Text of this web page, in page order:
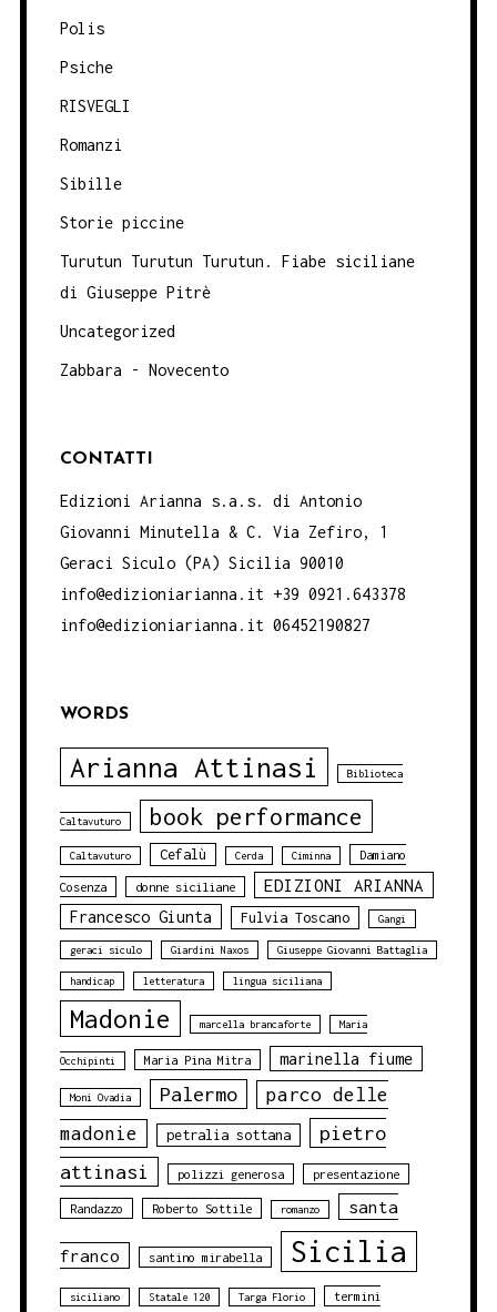
Polis
Psiche
RISVEGLI
Romanzi
Sibille
Storie piccine
Turutun Turutun Turutun. Fiabe siciliane
di Giuseppe Pitrè
Uncategorized
Zabbara - Novecento
CONTATTI
Edizioni Arianna s.a.s. di Antonio
Giovanni Minutella & C. Via Zefiro, 1
Geraci Siculo (PA) Sicilia 90010
info@edizioniarianna.it +39 0921.643378
info@edizioniarianna.it 06452190827
WORDS
Arianna Attinasi Biblioteca
Caltavuturo book performance
Caltavuturo Cefalù Cerda Ciminna Damiano
Cosenza donne siciliane EDIZIONI ARIANNA
Francesco Giunta Fulvia Toscano Gangi
geraci siculo Giardini Naxos Giuseppe Giovanni Battaglia
handicap letteratura lingua siciliana
Madonie marcella brancaforte Maria
Occhipinti Maria Pina Mitra marinella fiume
Moni Ovadia Palermo
parco delle
madonie
petralia sottana
pietro
attinasi
polizzi generosa presentazione
Randazzo Roberto Sottile romanzo santa
franco santino mirabella Sicilia
siciliano Statale 120 Targa Florio termini